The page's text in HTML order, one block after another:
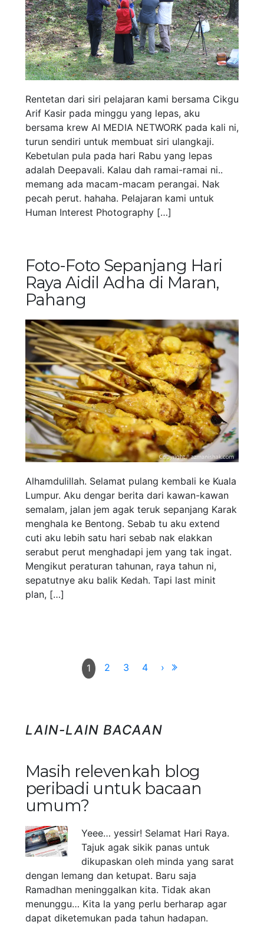
Rentetan dari siri pelajaran kami bersama Cikgu
Arif Kasir pada minggu yang lepas, aku
bersama krew AI MEDIA NETWORK pada kali ni,
turun sendiri untuk membuat siri ulangkaji.
Kebetulan pula pada hari Rabu yang lepas
adalah Deepavali. Kalau dah ramai-ramai ni..
memang ada macam-macam perangai. Nak
pecah perut. hahaha. Pelajaran kami untuk
Human Interest Photography […]
Foto-Foto Sepanjang Hari
Raya Aidil Adha di Maran,
Pahang
Alhamdulillah. Selamat pulang kembali ke Kuala
Lumpur. Aku dengar berita dari kawan-kawan
semalam, jalan jem agak teruk sepanjang Karak
menghala ke Bentong. Sebab tu aku extend
cuti aku lebih satu hari sebab nak elakkan
serabut perut menghadapi jem yang tak ingat.
Mengikut peraturan tahunan, raya tahun ni,
sepatutnye aku balik Kedah. Tapi last minit
plan, […]
1 2 3 4 ›
LAIN-LAIN BACAAN
Masih relevenkah blog
peribadi untuk bacaan
umum?
Yeee… yessir! Selamat Hari Raya.
Tajuk agak sikik panas untuk
dikupaskan oleh minda yang sarat
dengan lemang dan ketupat. Baru saja
Ramadhan meninggalkan kita. Tidak akan
menunggu… Kita la yang perlu berharap agar
dapat diketemukan pada tahun hadapan.